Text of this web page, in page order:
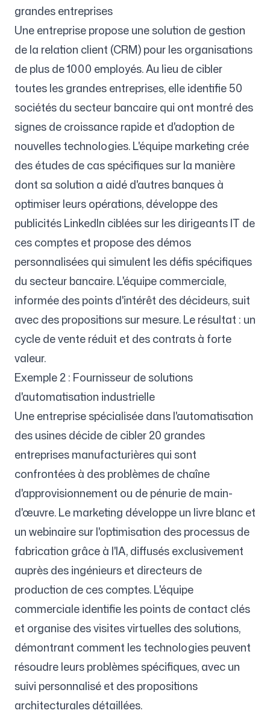
grandes entreprises
Une entreprise propose une solution de gestion
de la relation client (CRM) pour les organisations
de plus de 1000 employés. Au lieu de cibler
toutes les grandes entreprises, elle identifie 50
sociétés du secteur bancaire qui ont montré des
signes de croissance rapide et d'adoption de
nouvelles technologies. L'équipe marketing crée
des études de cas spécifiques sur la manière
dont sa solution a aidé d'autres banques à
optimiser leurs opérations, développe des
publicités LinkedIn ciblées sur les dirigeants IT de
ces comptes et propose des démos
personnalisées qui simulent les défis spécifiques
du secteur bancaire. L'équipe commerciale,
informée des points d'intérêt des décideurs, suit
avec des propositions sur mesure. Le résultat : un
cycle de vente réduit et des contrats à forte
valeur.
Exemple 2 : Fournisseur de solutions
d'automatisation industrielle
Une entreprise spécialisée dans l'automatisation
des usines décide de cibler 20 grandes
entreprises manufacturières qui sont
confrontées à des problèmes de chaîne
d'approvisionnement ou de pénurie de main-
d'œuvre. Le marketing développe un livre blanc et
un webinaire sur l'optimisation des processus de
fabrication grâce à l'IA, diffusés exclusivement
auprès des ingénieurs et directeurs de
production de ces comptes. L'équipe
commerciale identifie les points de contact clés
et organise des visites virtuelles des solutions,
démontrant comment les technologies peuvent
résoudre leurs problèmes spécifiques, avec un
suivi personnalisé et des propositions
architecturales détaillées.